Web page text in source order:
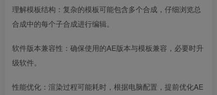
理解模板结构：复杂的模板可能包含多个合成，仔细浏览总
合成中的每个子合成进行编辑。
软件版本兼容性：确保使用的AE版本与模板兼容，必要时升
级软件。
性能优化：渲染过程可能耗时，根据电脑配置，提前优化AE